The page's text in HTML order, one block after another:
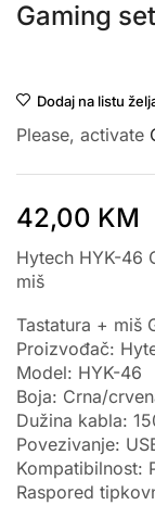
Gaming
Dodaj na listu
Please, activate
42,00 KM
Hytech HYK-46
miš
Tastatura + miš
Proizvođač:
Model: HYK-46
Boja: Crna/
Dužina kabla:
Povezivanje:
Kompatibilnost:
Raspored